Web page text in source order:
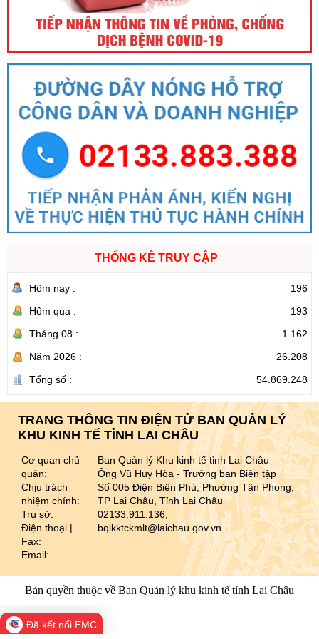
THỐNG KÊ TRUY CẬP
Hôm nay :
196
Hôm qua :
193
Tháng 08 :
1.162
Năm 2026 :
26.208
Tổng số :
54.869.248
TRANG THÔNG TIN ĐIỆN TỬ BAN QUẢN LÝ
KHU KINH TẾ TỈNH LAI CHÂU
Cơ quan chủ
quản:
Chịu trách
nhiệm chính:
Trụ sở:
Điện thoại |
Fax:
Email:
Ban Quản lý Khu kinh tế tỉnh Lai Châu
Ông Vũ Huy Hòa - Trưởng ban Biên tập
Số 005 Điện Biên Phủ, Phường Tân Phong,
TP Lai Châu, Tỉnh Lai Châu
02133.911.136;
bqlkktckmlt@laichau.gov.vn
Bản quyền thuộc về Ban Quản lý khu kinh tế tỉnh Lai Châu
Đã kết nối EMC